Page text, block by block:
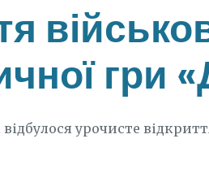
гри
урочисте